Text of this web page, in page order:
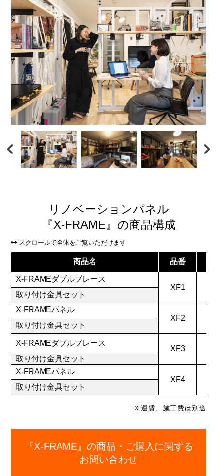
リノベーションパネル
『X-FRAME』の商品構成
スクロールで全体をご覧いただけます
商品名 品番
X-FRAMEダブルブレース
XF1
取り付け金具セット
X-FRAMEパネル
XF2
取り付け金具セット
X-FRAMEダブルブレース
XF3
取り付け金具セット
X-FRAMEパネル
XF4
取り付け金具セット
※運賃、施工費は別途
『X-FRAME』の商品・ご購入に関する
お問い合わせ